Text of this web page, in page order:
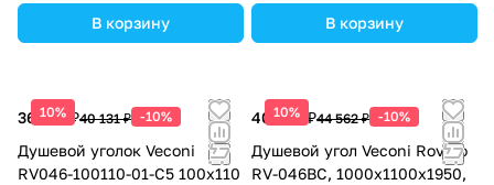
В корзину В корзину
10%
36 118 ₽40 131 ₽ -10%
Душевой уголок Veconi
RV046-100110-01-C5 100х110
10%
40 106 ₽44 562 ₽ -10%
Душевой угол Veconi Rovigo
RV-046BС, 1000х1100х1950,